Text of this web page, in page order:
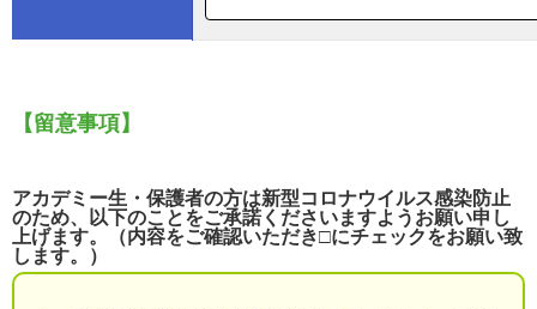
【留意事項】
アカデミー生・保護者の方は新型コロナウイルス感染防止
のため、以下のことをご承諾くださいますようお願い申し
上げます。（内容をご確認いただき□にチェックをお願い致
します。）